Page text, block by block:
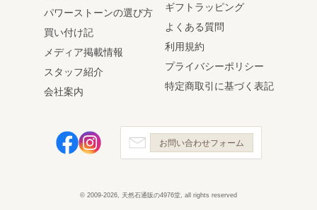
パワーストーンの選び方
買い付け記
メディア掲載情報
スタッフ紹介
会社案内
ギフトラッピング
よくある質問
利用規約
プライバシーポリシー
特定商取引に基づく表記
お問い合わせフォーム
© 2009-2026, 天然石通販の4976堂, all rights reserved